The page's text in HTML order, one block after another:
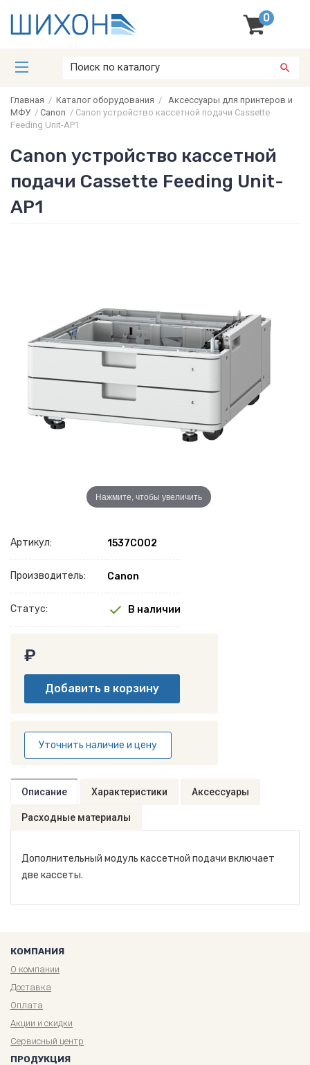
0
Главная / Каталог оборудования / Аксессуары для принтеров и
МФУ / Canon / Canon устройство кассетной подачи Cassette
Feeding Unit-AP1
Canon устройство кассетной
подачи Cassette Feeding Unit-
AP1
Нажмите, чтобы увеличить
Артикул: 1537C002
Производитель: Canon
Статус: В наличии
₽
Уточнить наличие и цену
Описание Характеристики Аксессуары
Расходные материалы
Дополнительный модуль кассетной подачи включает
две кассеты.
КОМПАНИЯ
О компании
Доставка
Оплата
Акции и скидки
Сервисный центр
ПРОДУКЦИЯ